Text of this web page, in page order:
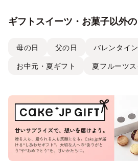
ギフトスイーツ・お菓子以外
母の日 父の日 バレンタイン
お中元・夏ギフト 夏フルーツ